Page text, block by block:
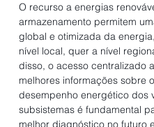
O recurso a energias
armazenamento permitem
global e otimizada da
nível local, quer a nível
disso, o acesso centralizado
melhores informações sobre o
desempenho energético dos
subsistemas é fundamental
melhor diagnóstico no futuro